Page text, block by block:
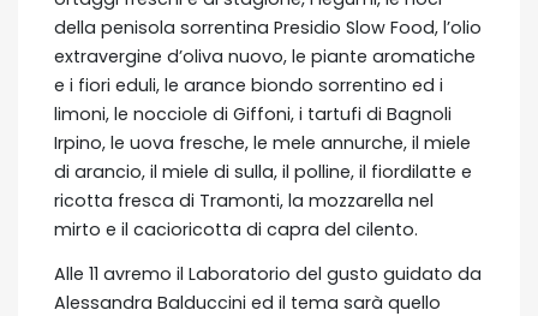
della penisola sorrentina Presidio Slow Food, l’olio
extravergine d’oliva nuovo, le piante aromatiche
e i fiori eduli, le arance biondo sorrentino ed i
limoni, le nocciole di Giffoni, i tartufi di Bagnoli
Irpino, le uova fresche, le mele annurche, il miele
di arancio, il miele di sulla, il polline, il fiordilatte e
ricotta fresca di Tramonti, la mozzarella nel
mirto e il cacioricotta di capra del cilento.
Alle 11 avremo il Laboratorio del gusto guidato da
Alessandra Balduccini ed il tema sarà quello